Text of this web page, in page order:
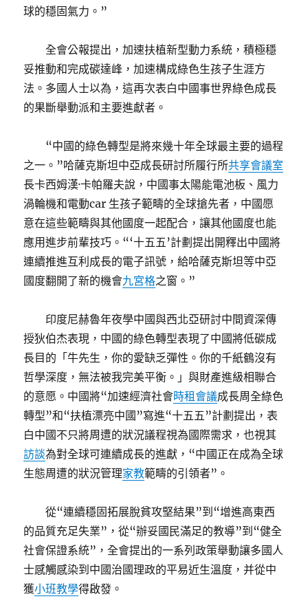
球的穩固氣力。”
全會公報提出，加速扶植新型動力系統，積極穩
妥推動和完成碳達峰，加速構成綠色生孩子生涯方
法。多國人士以為，這再次表白中國事世界綠色成長
的果斷舉動派和主要進獻者。
“中國的綠色轉型是將來幾十年全球最主要的過程
之一。”哈薩克斯坦中亞成長研討所履行所共享會議室
長卡西姆漢·卡帕羅夫說，中國事太陽能電池板、風力
渦輪機和電動car 生孩子範疇的全球搶先者，中國愿
意在這些範疇與其他國度一起配合，讓其他國度也能
應用進步前輩技巧。“‘十五五’計劃提出開釋出中國將
連續推進互利成長的電子訊號，給哈薩克斯坦等中亞
國度翻開了新的機會九宮格之窗。”
印度尼赫魯年夜學中國與西北亞研討中間資深傳
授狄伯杰表現，中國的綠色轉型表現了中國將低碳成
長目的「牛先生，你的愛缺乏彈性。你的千紙鶴沒有
哲學深度，無法被我完美平衡。」與財產進級相聯合
的意愿。中國將“加速經濟社會時租會議成長周全綠色
轉型”和“扶植漂亮中國”寫進“十五五”計劃提出，表
白中國不只將周遭的狀況議程視為國際需求，也視其
訪談為對全球可連續成長的進獻，“中國正在成為全球
生態周遭的狀況管理家教範疇的引領者”。
從“連續穩固拓展脫貧攻堅結果”到“增進高東西
的品質充足失業”，從“辦妥國民滿足的教導”到“健全
社會保證系統”，全會提出的一系列政策舉動讓多國人
士感觸感染到中國治國理政的平易近生溫度，并從中
獲小班教學得啟發。